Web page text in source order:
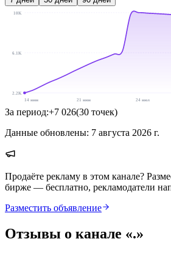
10K
6.1K
2.2K
14 июн
21 июн 24 июл
За период:+7 026(30 точек)
Данные обновлены: 7 августа 2026 г.
Продаёте рекламу в этом канале?
бирже — бесплатно, рекламодатели
Разместить объявление
Отзывы о канале «.»